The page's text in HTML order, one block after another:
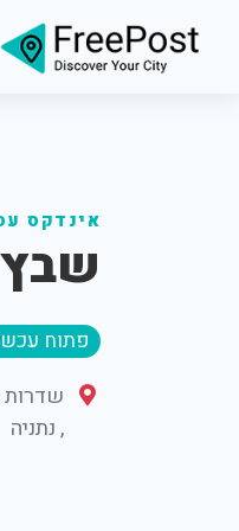
אינדקס
פתוח
שדרות
,נתניה